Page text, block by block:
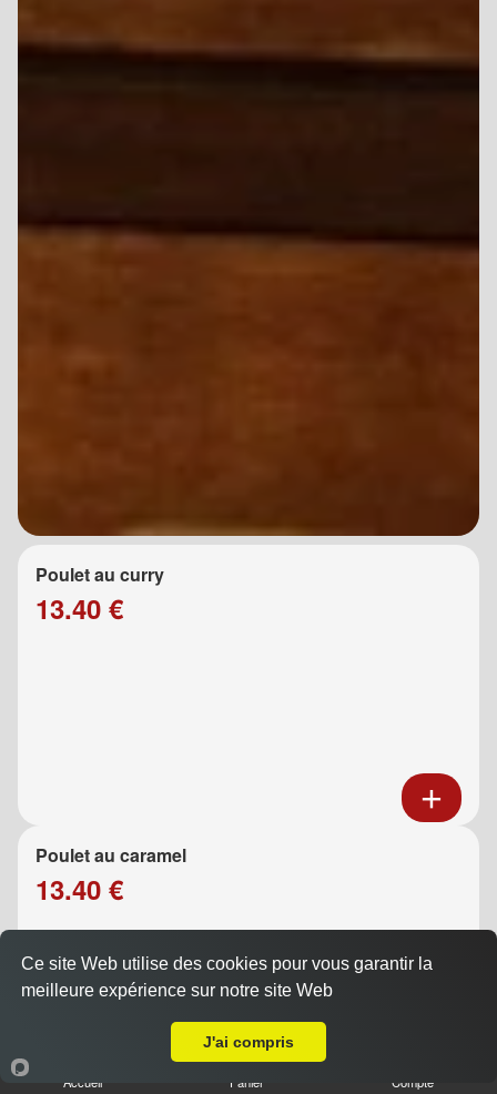
Poulet au curry
13.40 €
Poulet au caramel
13.40 €
Accueil Panier Compte
Ce site Web utilise des cookies pour vous garantir la
meilleure expérience sur notre site Web
J'ai compris